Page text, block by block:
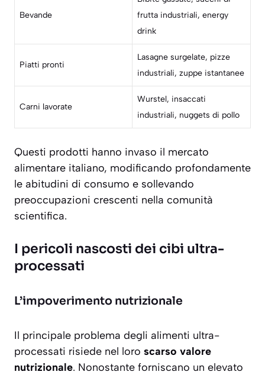
Bevande
frutta industriali, energy
drink
Piatti pronti
Lasagne surgelate, pizze
industriali, zuppe istantanee
Carni lavorate
Wurstel, insaccati
industriali, nuggets di pollo
Questi prodotti hanno invaso il mercato
alimentare italiano, modificando profondamente
le abitudini di consumo e sollevando
preoccupazioni crescenti nella comunità
scientifica.
I pericoli nascosti dei cibi ultra-
processati
L’impoverimento nutrizionale
Il principale problema degli alimenti ultra-
processati risiede nel loro scarso valore
nutrizionale. Nonostante forniscano un elevato